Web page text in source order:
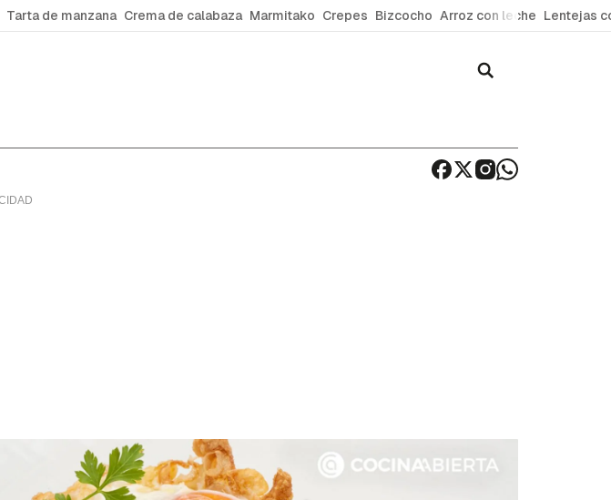
Tarta de manzana Crema de calabaza Marmitako Crepes Bizcocho Arroz con leche Lentejas